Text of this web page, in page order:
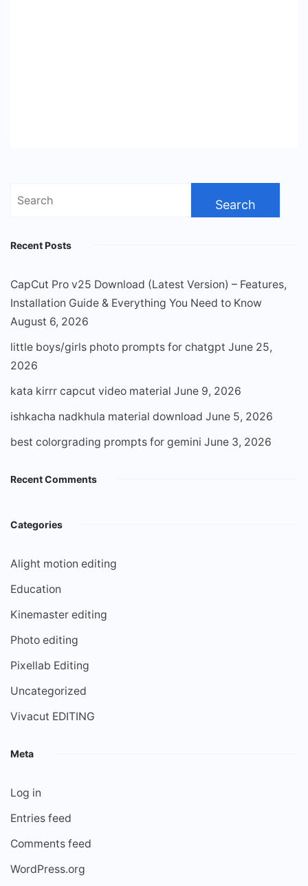
Search
Recent Posts
CapCut Pro v25 Download (Latest Version) – Features,
Installation Guide & Everything You Need to Know
August 6, 2026
little boys/girls photo prompts for chatgpt June 25,
2026
kata kirrr capcut video material June 9, 2026
ishkacha nadkhula material download June 5, 2026
best colorgrading prompts for gemini June 3, 2026
Recent Comments
Categories
Alight motion editing
Education
Kinemaster editing
Photo editing
Pixellab Editing
Uncategorized
Vivacut EDITING
Meta
Log in
Entries feed
Comments feed
WordPress.org